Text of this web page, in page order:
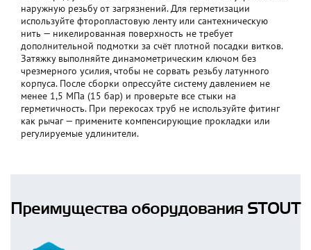
наружную резьбу от загрязнений. Для герметизации
используйте фторопластовую ленту или сантехническую
нить — никелированная поверхность не требует
дополнительной подмотки за счёт плотной посадки витков.
Затяжку выполняйте динамометрическим ключом без
чрезмерного усилия, чтобы не сорвать резьбу латунного
корпуса. После сборки опрессуйте систему давлением не
менее 1,5 МПа (15 бар) и проверьте все стыки на
герметичность. При перекосах труб не используйте фитинг
как рычаг — примените компенсирующие прокладки или
регулируемые удлинители.
Преимущества оборудования STOUT